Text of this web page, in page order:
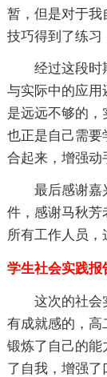
暂，但是对于我
技巧得到了练习
经过这段时
与实际中的应用
是远远不够的
也正是自己需要
合起来，增强动
最后感谢嘉
件，感谢马秋芳
所有工作人员，
学生社会实践报
这次的社会
有成就感的，高
锻炼了自己的能
了自我，增强